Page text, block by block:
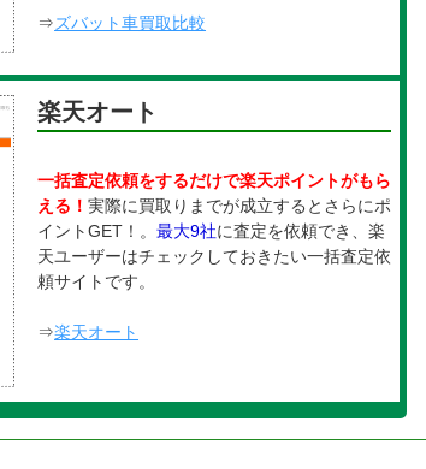
⇒ズバット車買取比較
楽天オート
一括査定依頼をするだけで楽天ポイントがもら
える！実際に買取りまでが成立するとさらにポ
イントGET！。最大9社に査定を依頼でき、楽
天ユーザーはチェックしておきたい一括査定依
頼サイトです。
⇒楽天オート